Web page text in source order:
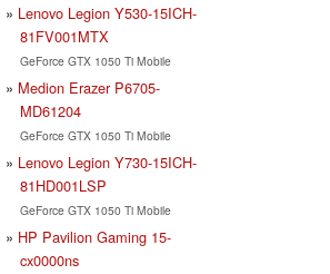
Lenovo Legion Y530-15ICH-
81FV001MTX
GeForce GTX 1050 Ti Mobile
Medion Erazer P6705-
MD61204
GeForce GTX 1050 Ti Mobile
Lenovo Legion Y730-15ICH-
81HD001LSP
GeForce GTX 1050 Ti Mobile
HP Pavilion Gaming 15-
cx0000ns